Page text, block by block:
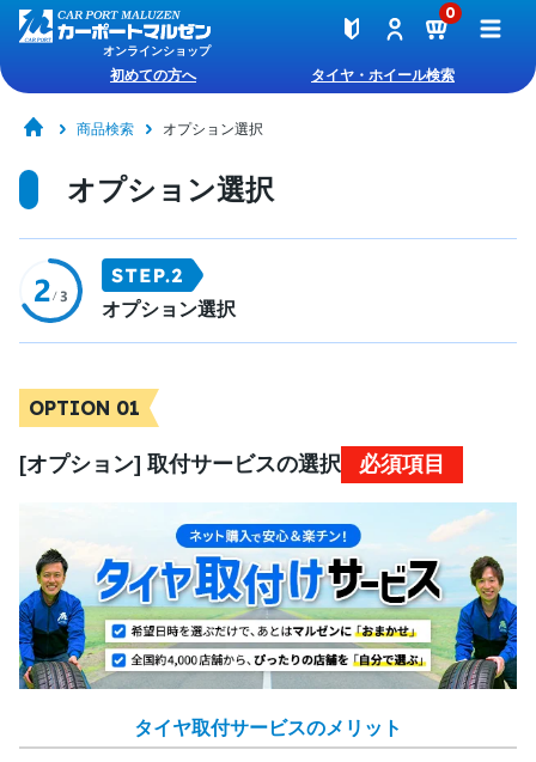
オンラインショップ
0
初めての方へ タイヤ・ホイール検索
商品検索 オプション選択
オプション選択
オプション選択
OPTION 01
[オプション] 取付サービスの選択 必須項目
タイヤ取付サービスのメリット